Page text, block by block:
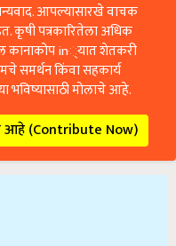
आपल्यासारखे वाचक
कृषी पत्रकारितेला अधिक
कानाकोप in्यात शेतकरी
समर्थन किंवा सहकार्य
मोलाचे आहे.
(Contribute Now)